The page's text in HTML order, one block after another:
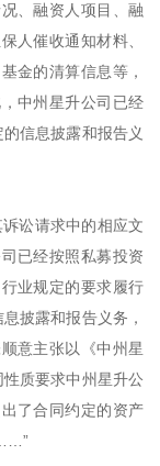
、融资人项目、融
人催收通知材料、
金的清算信息等，
中州星升公司已经
信息披露和报告义
讼请求中的相应文
已经按照私募投资
业规定的要求履行
披露和报告义务，
意主张以《中州星
质要求中州星升公
了合同约定的资产